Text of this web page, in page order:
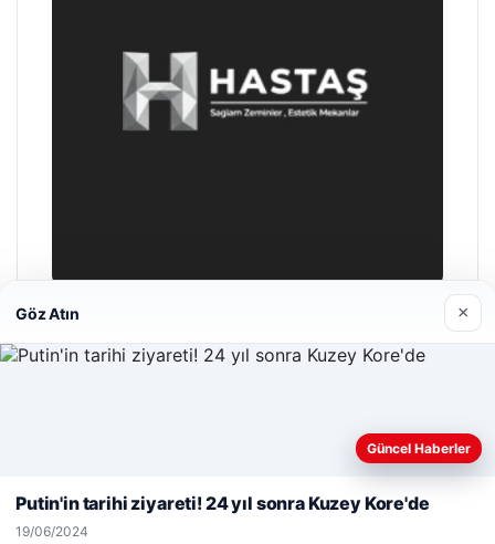
Hastaş Beton
26/05/2026
© 2026 Güzel Haber – Güncel Haberler
Web sitemizi nasıl kullandığınızı daha iyi anlayabilmek,
deneyiminizi kişiselleştirmek ve geliştirmek amacıyla çerezler
Kabul Et
Göz Atın ×
Güncel Haberler
Putin'in tarihi ziyareti! 24 yıl sonra Kuzey Kore'de
19/06/2024